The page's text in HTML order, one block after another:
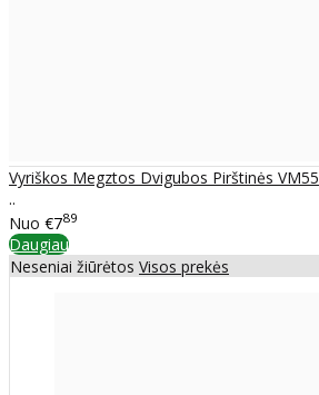
Vyriškos Megztos Dvigubos Pirštinės VM55
..
Nuo €789
Daugiau
Neseniai žiūrėtos Visos prekės